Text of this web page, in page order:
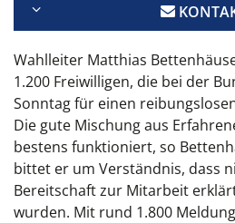
Wahlleiter Matthias
1.200 Freiwilligen, die bei der
Sonntag für einen
Die gute Mischung aus
bestens funktioniert, so
bittet er um Verständnis, dass
Bereitschaft zur Mitarbeit
wurden. Mit rund 1.800